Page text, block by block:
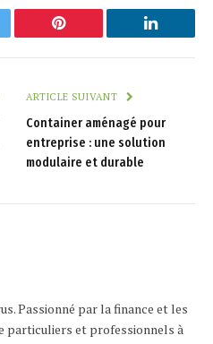
Pinterest LinkedIn
ARTICLE SUIVANT
Container aménagé pour
entreprise : une solution
modulaire et durable
Passionné par la finance et les
particuliers et professionnels à